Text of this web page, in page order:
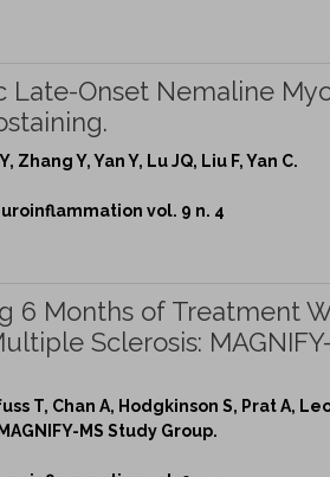
Onset Nemaline
Zhang Y, Yan Y, Lu JQ, Liu F, Yan C.
vol. 9 n. 4
6 Months of Treatment
Sclerosis:
T, Chan A, Hodgkinson S, Prat A,
MS Study Group.